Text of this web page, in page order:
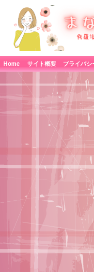
Home サイト概要 プライバシ